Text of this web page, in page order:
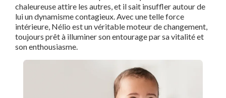
chaleureuse attire les autres, et il sait insuffler autour de
lui un dynamisme contagieux. Avec une telle force
intérieure, Nélio est un véritable moteur de changement,
toujours prêt à illuminer son entourage par sa vitalité et
son enthousiasme.